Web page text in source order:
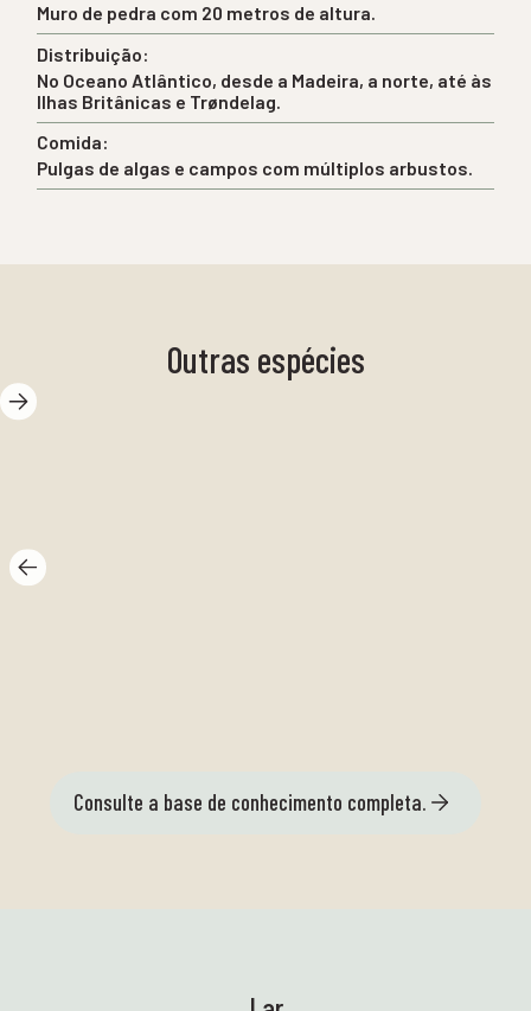
Muro de pedra com 20 metros de altura.
Distribuição:
No Oceano Atlântico, desde a Madeira, a norte, até às
Ilhas Britânicas e Trøndelag.
Comida:
Pulgas de algas e campos com múltiplos arbustos.
Outras espécies
Consulte a base de conhecimento completa.